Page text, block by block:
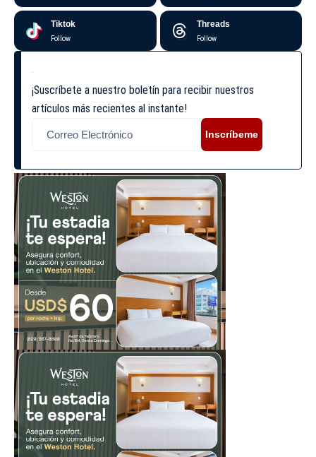
Tiktok
Follow
Threads
Follow
¡Suscríbete a nuestro boletín para recibir nuestros
artículos más recientes al instante!
Inscríbeme